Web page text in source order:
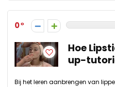
0
Hoe
up-
Bij het leren aanbrengen van